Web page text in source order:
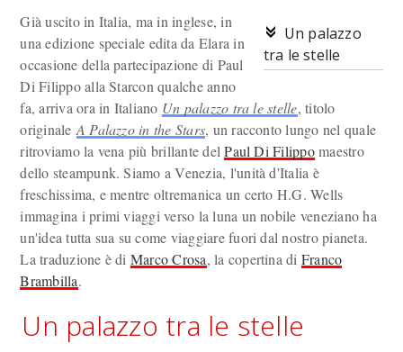
Un palazzo
tra le stelle
Già uscito in Italia, ma in inglese, in
una edizione speciale edita da Elara in
occasione della partecipazione di Paul
Di Filippo alla Starcon qualche anno
fa, arriva ora in Italiano Un palazzo tra le stelle, titolo
originale A Palazzo in the Stars, un racconto lungo nel quale
ritroviamo la vena più brillante delPaul Di Filippomaestro
dello steampunk. Siamo a Venezia, l'unità d'Italia è
freschissima, e mentre oltremanica un certo H.G. Wells
immagina i primi viaggi verso la luna un nobile veneziano ha
un'idea tutta sua su come viaggiare fuori dal nostro pianeta.
La traduzione è di Marco Crosa, la copertina di Franco
Brambilla.
Un palazzo tra le stelle